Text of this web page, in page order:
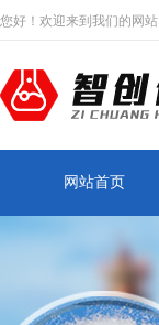
您好！欢迎来到我们的网站
网站首页